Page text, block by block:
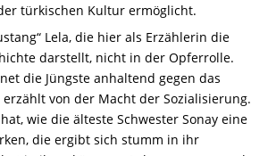
türkischen Kultur ermöglicht.
Lela, die hier als Erzählerin die
darstellt, nicht in der Opferrolle.
die Jüngste anhaltend gegen das
von der Macht der Sozialisierung.
wie die älteste Schwester Sonay eine
die ergibt sich stumm in ihr